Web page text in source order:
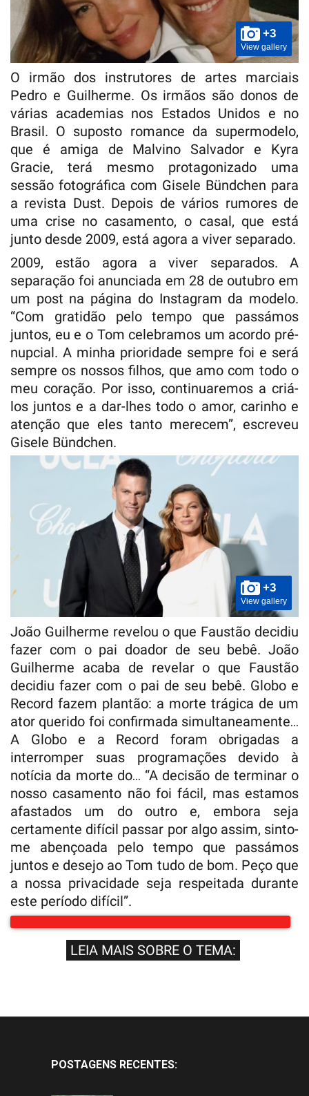
+3
View gallery
O irmão dos instrutores de artes marciais
Pedro e Guilherme. Os irmãos são donos de
várias academias nos Estados Unidos e no
Brasil. O suposto romance da supermodelo,
que é amiga de Malvino Salvador e Kyra
Gracie, terá mesmo protagonizado uma
sessão fotográfica com Gisele Bündchen para
a revista Dust. Depois de vários rumores de
uma crise no casamento, o casal, que está
junto desde 2009, está agora a viver separado.
2009, estão agora a viver separados. A
separação foi anunciada em 28 de outubro em
um post na página do Instagram da modelo.
“Com gratidão pelo tempo que passámos
juntos, eu e o Tom celebramos um acordo pré-
nupcial. A minha prioridade sempre foi e será
sempre os nossos filhos, que amo com todo o
meu coração. Por isso, continuaremos a criá-
los juntos e a dar-lhes todo o amor, carinho e
atenção que eles tanto merecem”, escreveu
Gisele Bündchen.
+3
View gallery
João Guilherme revelou o que Faustão decidiu
fazer com o pai doador de seu bebê. João
Guilherme acaba de revelar o que Faustão
decidiu fazer com o pai de seu bebê. Globo e
Record fazem plantão: a morte trágica de um
ator querido foi confirmada simultaneamente…
A Globo e a Record foram obrigadas a
interromper suas programações devido à
notícia da morte do… “A decisão de terminar o
nosso casamento não foi fácil, mas estamos
afastados um do outro e, embora seja
certamente difícil passar por algo assim, sinto-
me abençoada pelo tempo que passámos
juntos e desejo ao Tom tudo de bom. Peço que
a nossa privacidade seja respeitada durante
este período difícil”.
LEIA MAIS SOBRE O TEMA:
POSTAGENS RECENTES: